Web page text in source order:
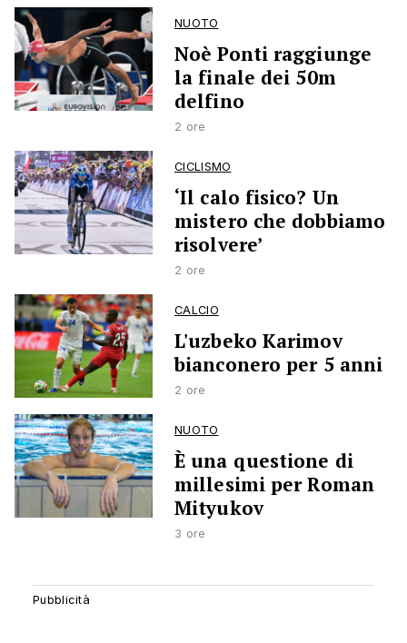
NUOTO
Noè Ponti raggiunge
la finale dei 50m
delfino
2 ore
CICLISMO
‘Il calo fisico? Un
mistero che dobbiamo
risolvere’
2 ore
CALCIO
L'uzbeko Karimov
bianconero per 5 anni
2 ore
NUOTO
È una questione di
millesimi per Roman
Mityukov
3 ore